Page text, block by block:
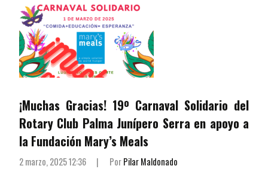
¡Muchas Gracias! 19º Carnaval Solidario del
Rotary Club Palma Junípero Serra en apoyo a
la Fundación Mary’s Meals
2 marzo, 2025 12:36 | PorPilar Maldonado